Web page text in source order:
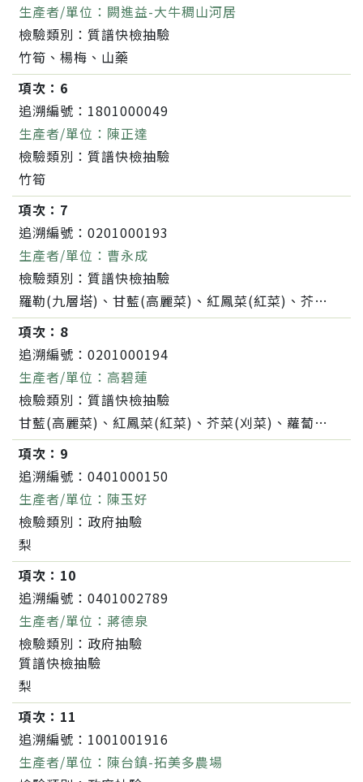
生產者/單位： 闕進益-大牛稠山河居
檢驗類別： 質譜快檢抽驗
竹筍、楊梅、山藥
項次： 6
追溯編號： 1801000049
生產者/單位： 陳正達
檢驗類別： 質譜快檢抽驗
竹筍
項次： 7
追溯編號： 0201000193
生產者/單位： 曹永成
檢驗類別： 質譜快檢抽驗
羅勒(九層塔)、甘藍(高麗菜)、紅鳳菜(紅菜)、芥菜(刈菜)、蘿蔔(白蘿蔔,菜頭)、葉用甘藷(地瓜葉,甘藷葉)
項次： 8
追溯編號： 0201000194
生產者/單位： 高碧蓮
檢驗類別： 質譜快檢抽驗
甘藍(高麗菜)、紅鳳菜(紅菜)、芥菜(刈菜)、蘿蔔(白蘿蔔,菜頭)
項次： 9
追溯編號： 0401000150
生產者/單位： 陳玉好
檢驗類別： 政府抽驗
梨
項次： 10
追溯編號： 0401002789
生產者/單位： 蔣德泉
檢驗類別： 政府抽驗
質譜快檢抽驗
梨
項次： 11
追溯編號： 1001001916
生產者/單位： 陳台鎮-拓美多農場